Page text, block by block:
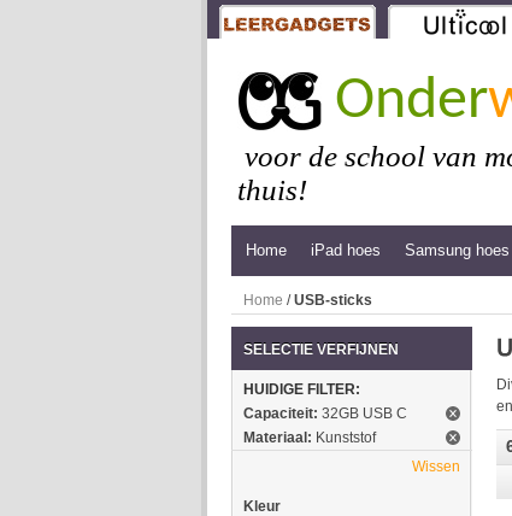
Onder
voor de school van
thuis!
Home iPad hoes Samsung hoes
Home /USB-sticks
SELECTIE VERFIJNEN
HUIDIGE FILTER:
Capaciteit: 32GB USB C
Materiaal: Kunststof
Wissen
Kleur